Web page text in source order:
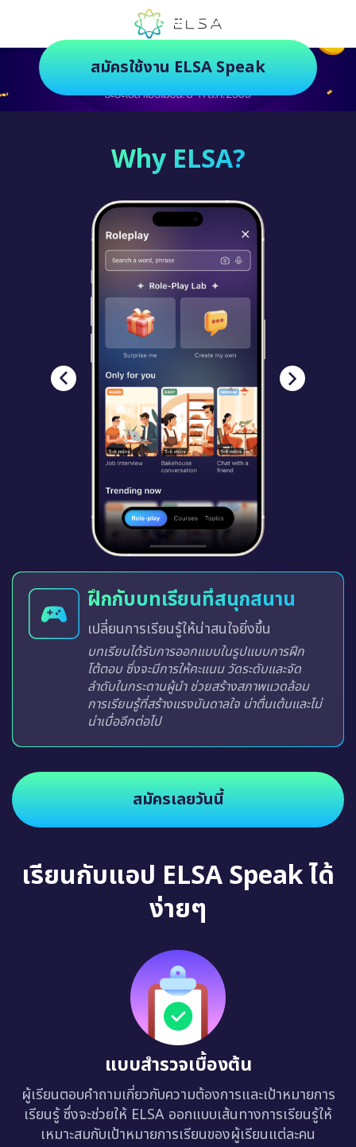
ตัวช่วยฝึกภาษายุคใหม่ ฝึกสนุกยิ่งกว่า
สมัครใช้งาน ELSA Speak
Why ELSA?
ฝึกกับบทเรียนที่สนุกสนาน
เปลี่ยนการเรียนรู้ให้น่าสนใจยิ่งขึ้น
บทเรียนได้รับการออกแบบในรูปแบบการฝึก
โต้ตอบ ซึ่งจะมีการให้คะแนน วัดระดับและจัด
ลำดับในกระดานผู้นำ ช่วยสร้างสภาพแวดล้อม
การเรียนรู้ที่สร้างแรงบันดาลใจ น่าตื่นเต้นและไม่
น่าเบื่ออีกต่อไป
สมัครเลยวันนี้
เรียนกับแอป ELSA Speak ได้
ง่ายๆ
แบบสำรวจเบื้องต้น
ผู้เรียนตอบคำถามเกี่ยวกับความต้องการและเป้าหมายการ
เรียนรู้ ซึ่งจะช่วยให้ ELSA ออกแบบเส้นทางการเรียนรู้ให้
เหมาะสมกับเป้าหมายการเรียนของผู้เรียนแต่ละคน